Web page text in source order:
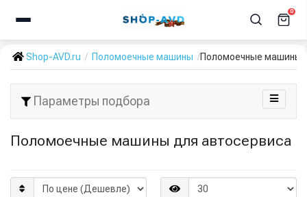
0
Shop-AVD.ru Поломоечные машины Поломоечные машины
Параметры подбора
Поломоечные машины для автосервиса